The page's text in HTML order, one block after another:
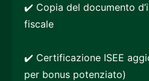
✔️ Copia del documento
fiscale
✔️ Certificazione ISEE
per bonus potenziato)